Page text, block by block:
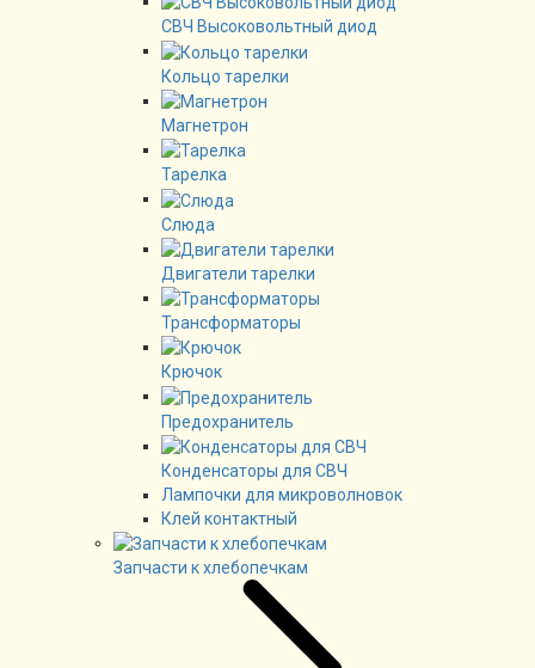
СВЧ Высоковольтный диод
Кольцо тарелки
Магнетрон
Тарелка
Слюда
Двигатели тарелки
Трансформаторы
Крючок
Предохранитель
Конденсаторы для СВЧ
Лампочки для микроволновок
Клей контактный
Запчасти к хлебопечкам